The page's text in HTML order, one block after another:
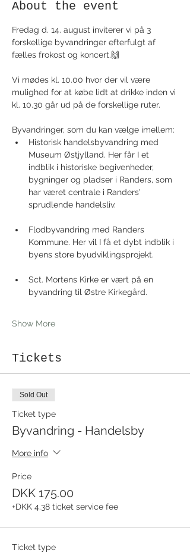
About the event
Fredag d. 14. august inviterer vi på 3
forskellige byvandringer efterfulgt af
fælles frokost og koncert.🙌
Vi mødes kl. 10.00 hvor der vil være
mulighed for at købe lidt at drikke inden vi
kl. 10.30 går ud på de forskellige ruter.
Byvandringer, som du kan vælge imellem:
Historisk handelsbyvandring med
Museum Østjylland. Her får I et
indblik i historiske begivenheder,
bygninger og pladser i Randers, som
har været centrale i Randers'
sprudlende handelsliv.
Flodbyvandring med Randers
Kommune. Her vil I få et dybt indblik i
byens store byudviklingsprojekt.
Sct. Mortens Kirke er vært på en
byvandring til Østre Kirkegård.
Show More
Tickets
Sold Out
Ticket type
Byvandring - Handelsby
More info
Price
DKK 175.00
+DKK 4.38 ticket service fee
Ticket type